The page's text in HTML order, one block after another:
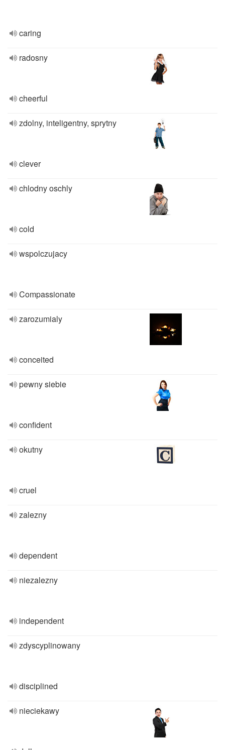
caring
radosny
cheerful
zdolny, inteligentny, sprytny
clever
chlodny oschly
cold
wspolczujacy
Compassionate
zarozumialy
conceited
pewny siebie
confident
okutny
cruel
zalezny
dependent
niezalezny
independent
zdyscyplinowany
disciplined
nieciekawy